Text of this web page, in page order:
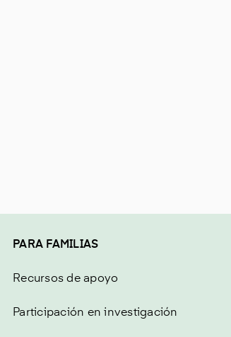
PARA FAMILIAS
Recursos de apoyo
Participación en investigación